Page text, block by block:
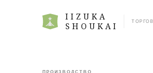
IIZUKA
SHOUKAI
ПРОИЗВОДСТВО